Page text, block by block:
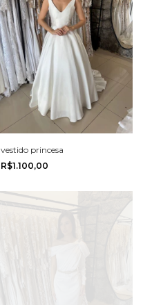
vestido princesa
R$1.100,00